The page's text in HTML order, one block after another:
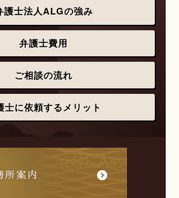
護士法人ALGの強み
弁護士費用
ご相談の流れ
士に依頼するメリット